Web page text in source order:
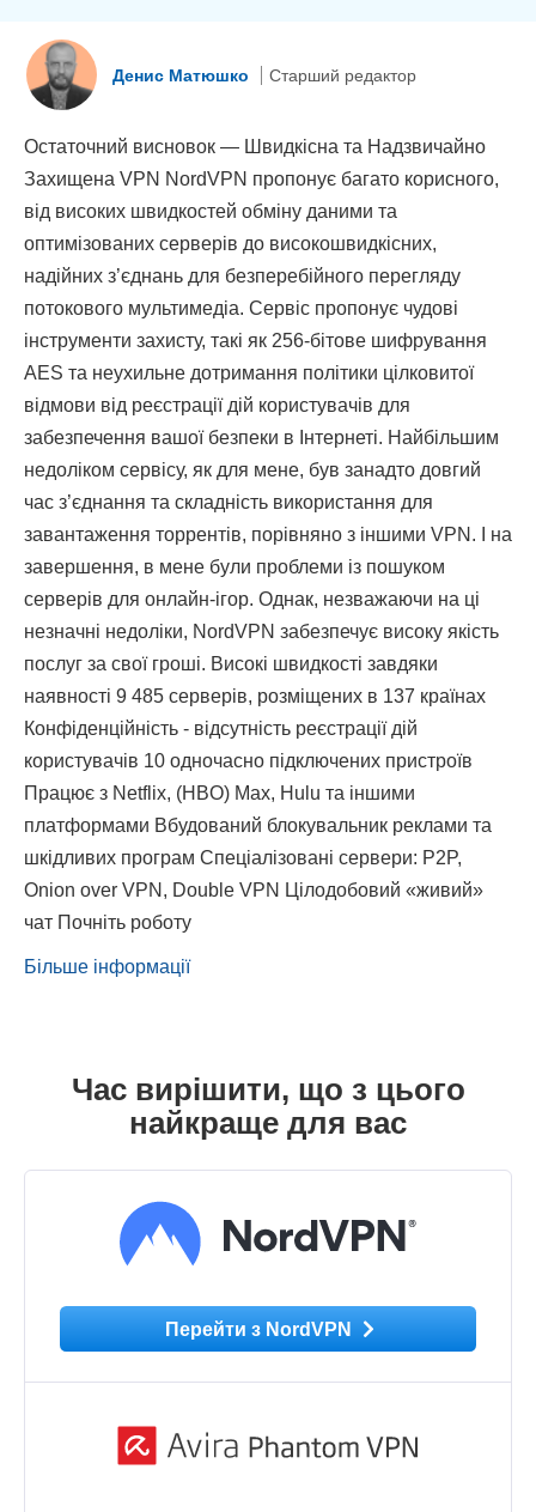
Денис Матюшко Старший редактор
Остаточний висновок — Швидкісна та Надзвичайно
Захищена VPN NordVPN пропонує багато корисного,
від високих швидкостей обміну даними та
оптимізованих серверів до високошвидкісних,
надійних з’єднань для безперебійного перегляду
потокового мультимедіа. Сервіс пропонує чудові
інструменти захисту, такі як 256-бітове шифрування
AES та неухильне дотримання політики цілковитої
відмови від реєстрації дій користувачів для
забезпечення вашої безпеки в Інтернеті. Найбільшим
недоліком сервісу, як для мене, був занадто довгий
час з’єднання та складність використання для
завантаження торрентів, порівняно з іншими VPN. І на
завершення, в мене були проблеми із пошуком
серверів для онлайн-ігор. Однак, незважаючи на ці
незначні недоліки, NordVPN забезпечує високу якість
послуг за свої гроші. Високі швидкості завдяки
наявності 9 485 серверів, розміщених в 137 країнах
Конфіденційність - відсутність реєстрації дій
користувачів 10 одночасно підключених пристроїв
Працює з Netflix, (HBO) Max, Hulu та іншими
платформами Вбудований блокувальник реклами та
шкідливих програм Спеціалізовані сервери: P2P,
Onion over VPN, Double VPN Цілодобовий «живий»
чат Почніть роботу
Більше інформації
Час вирішити, що з цього
найкраще для вас
Перейти з NordVPN